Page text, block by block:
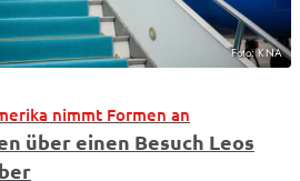
Foto: KNA
nimmt Formen an
über einen Besuch Leos